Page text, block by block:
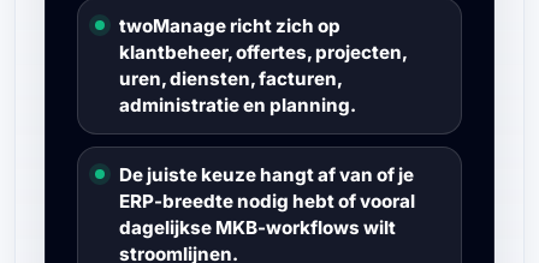
twoManage richt zich op
klantbeheer, offertes, projecten,
uren, diensten, facturen,
administratie en planning.
De juiste keuze hangt af van of je
ERP-breedte nodig hebt of vooral
dagelijkse MKB-workflows wilt
stroomlijnen.